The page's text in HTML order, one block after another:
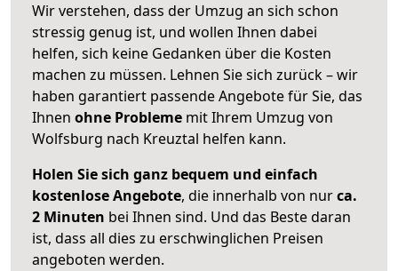
Wir verstehen, dass der Umzug an sich schon
stressig genug ist, und wollen Ihnen dabei
helfen, sich keine Gedanken über die Kosten
machen zu müssen. Lehnen Sie sich zurück – wir
haben garantiert passende Angebote für Sie, das
Ihnen ohne Probleme mit Ihrem Umzug von
Wolfsburg nach Kreuztal helfen kann.
Holen Sie sich ganz bequem und einfach
kostenlose Angebote, die innerhalb von nurca.
2 Minuten bei Ihnen sind. Und das Beste daran
ist, dass all dies zu erschwinglichen Preisen
angeboten werden.